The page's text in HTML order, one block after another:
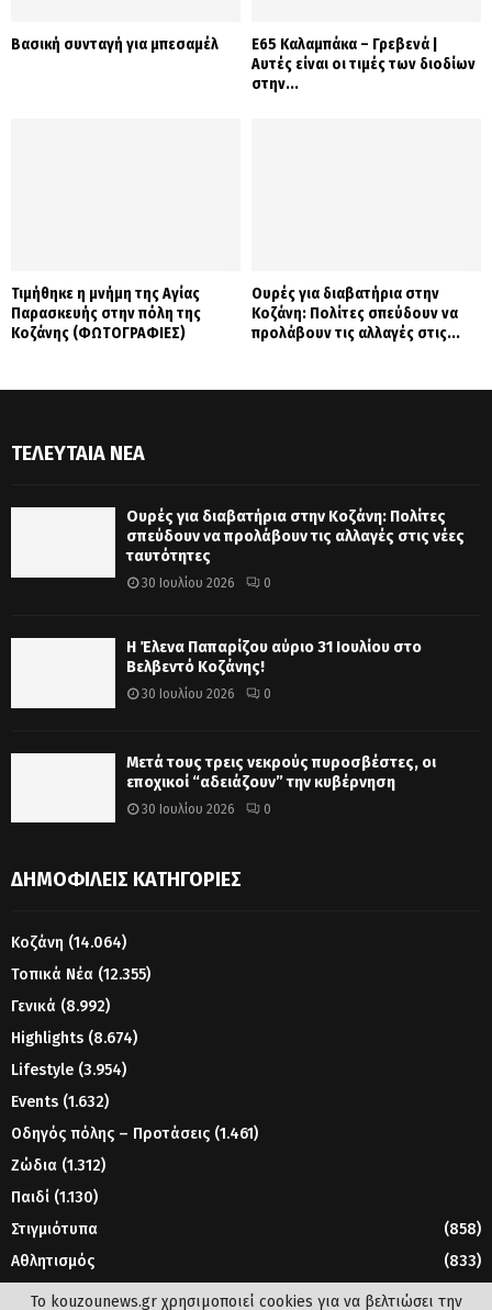
Βασική συνταγή για μπεσαμέλ
Ε65 Καλαμπάκα – Γρεβενά |
Αυτές είναι οι τιμές των διοδίων
στην...
Τιμήθηκε η μνήμη της Αγίας
Παρασκευής στην πόλη της
Κοζάνης (ΦΩΤΟΓΡΑΦΙΕΣ)
Ουρές για διαβατήρια στην
Κοζάνη: Πολίτες σπεύδουν να
προλάβουν τις αλλαγές στις...
ΤΕΛΕΥΤΑΊΑ ΝΈΑ
Ουρές για διαβατήρια στην Κοζάνη: Πολίτες
σπεύδουν να προλάβουν τις αλλαγές στις νέες
ταυτότητες
30 Ιουλίου 2026 0
Η Έλενα Παπαρίζου αύριο 31 Ιουλίου στο
Βελβεντό Κοζάνης!
30 Ιουλίου 2026 0
Μετά τους τρεις νεκρούς πυροσβέστες, οι
εποχικοί “αδειάζουν” την κυβέρνηση
30 Ιουλίου 2026 0
ΔΗΜΟΦΙΛΕΊΣ ΚΑΤΗΓΟΡΊΕΣ
Κοζάνη (14.064)
Τοπικά Νέα (12.355)
Γενικά (8.992)
Highlights (8.674)
Lifestyle (3.954)
Events (1.632)
Οδηγός πόλης – Προτάσεις (1.461)
Ζώδια (1.312)
Παιδί (1.130)
Στιγμιότυπα
(858)
Αθλητισμός
(833)
Γυναίκα
Το kouzounews.gr χρησιμοποιεί cookies για να βελτιώσει την